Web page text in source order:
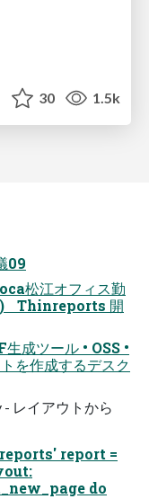
30 1.5k
09
松江オフィス勤
Thinreports 開
成ツール • OSS •
作成するデスク
レイアウトから
report =
do